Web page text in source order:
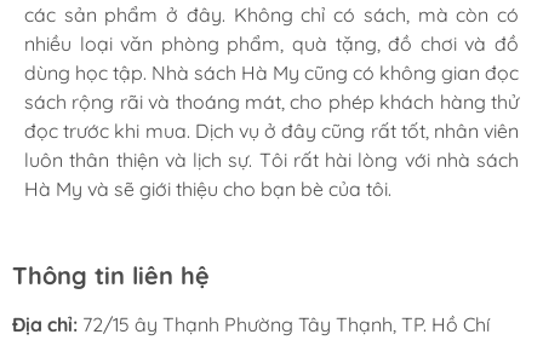
các sản phẩm ở đây. Không chỉ có sách, mà còn có
nhiều loại văn phòng phẩm, quà tặng, đồ chơi và đồ
dùng học tập. Nhà sách Hà My cũng có không gian đọc
sách rộng rãi và thoáng mát, cho phép khách hàng thử
đọc trước khi mua. Dịch vụ ở đây cũng rất tốt, nhân viên
luôn thân thiện và lịch sự. Tôi rất hài lòng với nhà sách
Hà My và sẽ giới thiệu cho bạn bè của tôi.
học, kinh tế, đến sách thiếu nhi, sách ngoại ngữ và sách
kỹ năng sống. Nhân viên ở đây rất thân thiện và cực
nhiệt tình, luôn tư vấn và giúp đỡ khách hàng. Dịch vụ
giao hàng cũng rất nhanh chóng và tiện lợi. Tôi sẽ tiếp
tục ủng hộ nhà sách Hà My trong tương lai.
Chiều làm zìa hay chở bồ vào đây tô tượng... cũng vui.
Thông tin liên hệ
Địa chỉ: 72/15 ây Thạnh Phường Tây Thạnh, TP. Hồ Chí